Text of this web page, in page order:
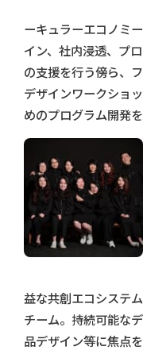
ーキュラーエコノミ
イン、社内浸透、プ
の支援を行う傍ら、
デザインワークショ
めのプログラム開発を
益な共創エコシステ
チーム。持続可能な
品デザイン等に焦点